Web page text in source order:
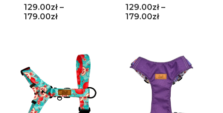
129.00zł –
179.00zł
129.00zł –
179.00zł